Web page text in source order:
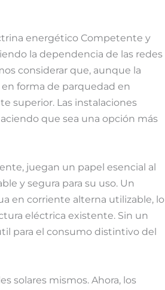
energético Competente y
la dependencia de las redes
considerar que, aunque la
forma de parquedad en
superior. Las instalaciones
que sea una opción más
juegan un papel esencial al
y segura para su uso. Un
en corriente alterna utilizable, lo
eléctrica existente. Sin un
para el consumo distintivo del
solares mismos. Ahora, los